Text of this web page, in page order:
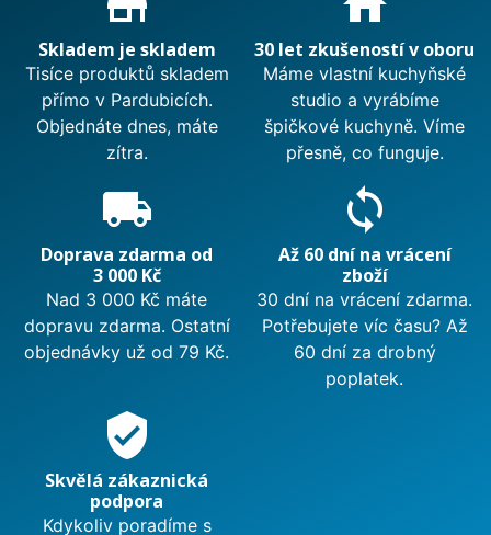
Skladem je skladem
Tisíce produktů skladem
přímo v Pardubicích.
Objednáte dnes, máte
zítra.
30 let zkušeností v oboru
Máme vlastní kuchyňské
studio a vyrábíme
špičkové kuchyně. Víme
přesně, co funguje.
local_shipping
Doprava zdarma od
3 000 Kč
Nad 3 000 Kč máte
dopravu zdarma. Ostatní
objednávky už od 79 Kč.
sync
Až 60 dní na vrácení
zboží
30 dní na vrácení zdarma.
Potřebujete víc času? Až
60 dní za drobný
poplatek.
verified_user
Skvělá zákaznická
podpora
Kdykoliv poradíme s